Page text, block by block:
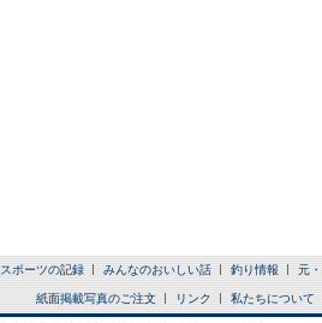
スポーツの記録 みんなのおいしい話 釣り情報 元
紙面掲載写真のご注文 リンク 私たちについて